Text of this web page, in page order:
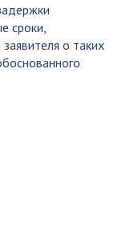
сроки,
о таких